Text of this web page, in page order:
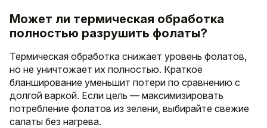
Может ли термическая обработка
полностью разрушить фолаты?
Термическая обработка снижает уровень фолатов,
но не уничтожает их полностью. Краткое
бланширование уменьшит потери по сравнению с
долгой варкой. Если цель — максимизировать
потребление фолатов из зелени, выбирайте свежие
салаты без нагрева.